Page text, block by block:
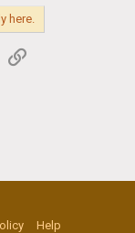
here.
Email
Help